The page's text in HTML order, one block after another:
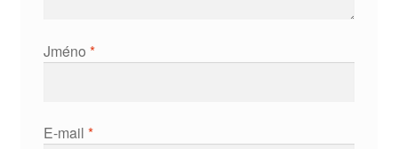
Jméno *
E-mail *